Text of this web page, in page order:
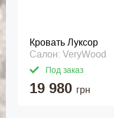
Кровать Луксор
Салон: VeryWood
Под заказ
19 980 грн